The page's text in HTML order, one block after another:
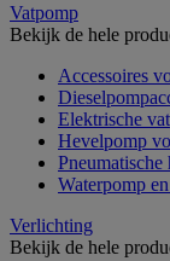
Vatpomp
Bekijk de hele
Accessoires
Elektrische
Hevelpomp
Pneumatische
Waterpomp
Verlichting
Bekijk de hele